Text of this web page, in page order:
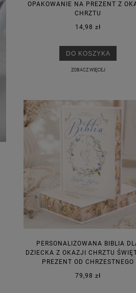
PUDEŁECZKA PODZIĘKOWANIE ZŁOTA
KORONKA KWADRAT 10SZT
Cena regularna:9,98 zł
Najniższa cena:
DO KOSZYKA
OPAKOWANIE NA PREZENT Z
CHRZTU
14,98 zł
DO KOSZYKA
ZOBACZ WIĘCEJ
PERSONALIZOWANA BIBLIA
DZIECKA Z OKAZJI CHRZTU
PREZENT OD CHRZESTNEGO
79,98 zł